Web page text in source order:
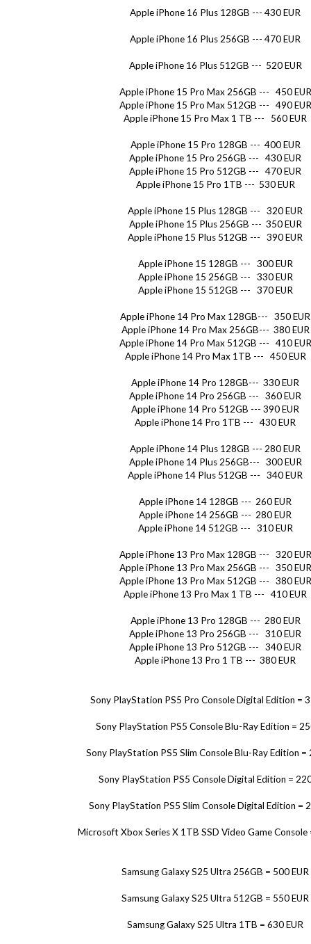
Apple iPhone 16 Plus 128GB --- 430 EUR
Apple iPhone 16 Plus 256GB --- 470 EUR
Apple iPhone 16 Plus 512GB --- 520 EUR
Apple iPhone 15 Pro Max 256GB --- 450 EUR
Apple iPhone 15 Pro Max 512GB --- 490 EUR
Apple iPhone 15 Pro Max 1 TB --- 560 EUR
Apple iPhone 15 Pro 128GB --- 400 EUR
Apple iPhone 15 Pro 256GB --- 430 EUR
Apple iPhone 15 Pro 512GB --- 470 EUR
Apple iPhone 15 Pro 1TB --- 530 EUR
Apple iPhone 15 Plus 128GB --- 320 EUR
Apple iPhone 15 Plus 256GB --- 350 EUR
Apple iPhone 15 Plus 512GB --- 390 EUR
Apple iPhone 15 128GB --- 300 EUR
Apple iPhone 15 256GB --- 330 EUR
Apple iPhone 15 512GB --- 370 EUR
Apple iPhone 14 Pro Max 128GB--- 350 EUR
Apple iPhone 14 Pro Max 256GB--- 380 EUR
Apple iPhone 14 Pro Max 512GB --- 410 EUR
Apple iPhone 14 Pro Max 1TB --- 450 EUR
Apple iPhone 14 Pro 128GB--- 330 EUR
Apple iPhone 14 Pro 256GB --- 360 EUR
Apple iPhone 14 Pro 512GB --- 390 EUR
Apple iPhone 14 Pro 1TB --- 430 EUR
Apple iPhone 14 Plus 128GB --- 280 EUR
Apple iPhone 14 Plus 256GB--- 300 EUR
Apple iPhone 14 Plus 512GB --- 340 EUR
Apple iPhone 14 128GB --- 260 EUR
Apple iPhone 14 256GB --- 280 EUR
Apple iPhone 14 512GB --- 310 EUR
Apple iPhone 13 Pro Max 128GB --- 320 EUR
Apple iPhone 13 Pro Max 256GB --- 350 EUR
Apple iPhone 13 Pro Max 512GB --- 380 EUR
Apple iPhone 13 Pro Max 1 TB --- 410 EUR
Apple iPhone 13 Pro 128GB --- 280 EUR
Apple iPhone 13 Pro 256GB --- 310 EUR
Apple iPhone 13 Pro 512GB --- 340 EUR
Apple iPhone 13 Pro 1 TB --- 380 EUR
Sony PlayStation PS5 Pro Console Digital Edition =
Sony PlayStation PS5 Console Blu-Ray Edition =
Sony PlayStation PS5 Slim Console Blu-Ray Edition =
Sony PlayStation PS5 Console Digital Edition =
Sony PlayStation PS5 Slim Console Digital Edition =
Microsoft Xbox Series X 1TB SSD Video Game Console
Samsung Galaxy S25 Ultra 256GB = 500 EUR
Samsung Galaxy S25 Ultra 512GB = 550 EUR
Samsung Galaxy S25 Ultra 1TB = 630 EUR